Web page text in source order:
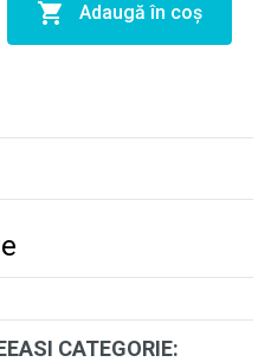
Adaugă în coş
CATEGORIE: